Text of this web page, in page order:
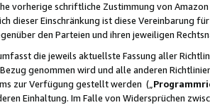
vorherige schriftliche Zustimmung von
dieser Einschränkung ist diese Vereinbarung
den Parteien und ihren jeweiligen
die jeweils aktuellste Fassung aller
genommen wird und alle anderen
zur Verfügung gestellt werden („
Einhaltung. Im Falle von Widersprüchen